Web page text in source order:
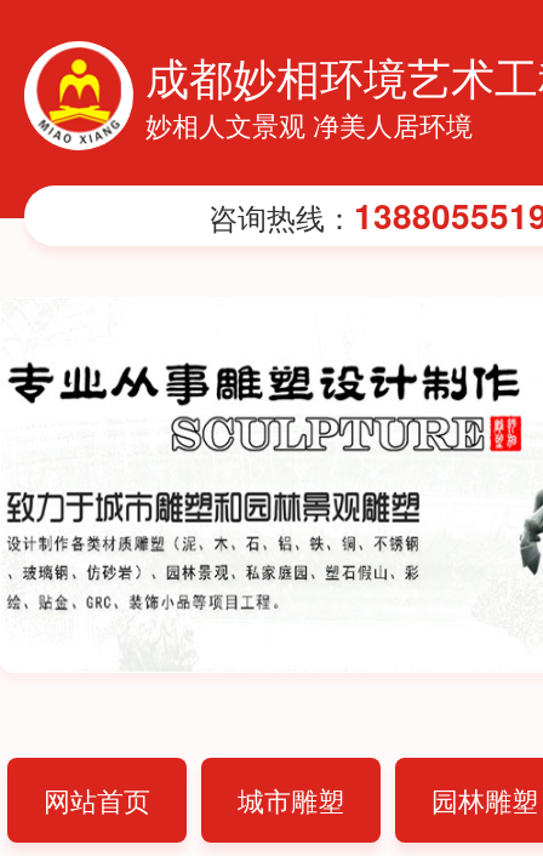
成都妙相环境艺术
妙相人文景观 净美人居环境
咨询热线：
网站首页 城市雕塑 园林雕塑